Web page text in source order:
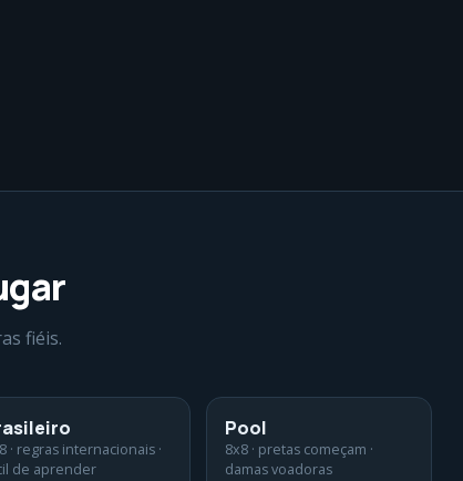
fiéis.
· regras internacionais ·
de aprender
Pool
8x8 · pretas começam ·
damas voadoras